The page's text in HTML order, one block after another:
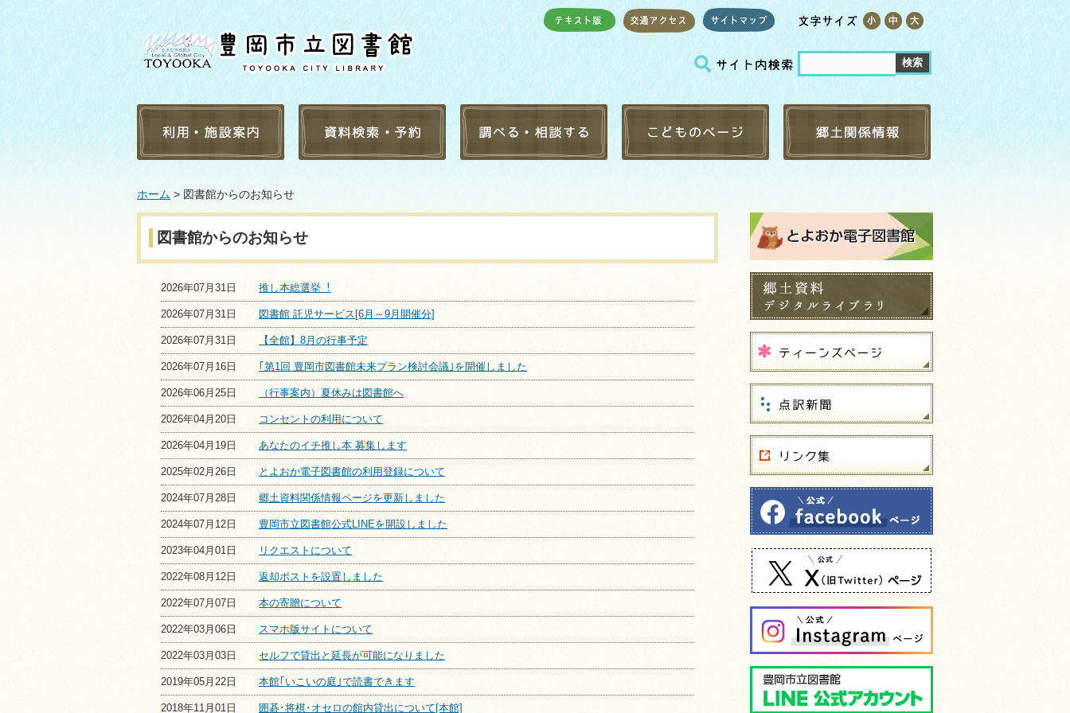
施設案内
よくある質問
障害者サービス
豊岡市内の学校・団体へ
のサービス
点字・録音図書
受入新聞・マイクロ一覧
貸出ランキング
予約ランキング
テーマ別ブックリスト
調べものリンク集
としょかんでしらべる
保護者の方へ
子どもと本をつなぐ方へ
まちのこし
ホーム > 図書館からのお知らせ
図書館からのお知らせ
2026年07月31日 推し本総選挙︕
2026年07月31日 図書館 託児サービス[6月～9月開催分]
2026年07月31日 【全館】8月の行事予定
2026年07月16日 ｢第1回 豊岡市図書館未来プラン検討会議｣を開催しました
2026年06月25日 （行事案内）夏休みは図書館へ
2026年04月20日 コンセントの利用について
2026年04月19日 あなたのイチ推し本 募集します
2025年02月26日 とよおか電子図書館の利用登録について
2024年07月28日 郷土資料関係情報ページを更新しました
2024年07月12日 豊岡市立図書館公式LINEを開設しました
2023年04月01日 リクエストについて
2022年08月12日 返却ポストを設置しました
2022年07月07日 本の寄贈について
2022年03月06日 スマホ版サイトについて
2022年03月03日 セルフで貸出と延長が可能になりました
2019年05月22日 本館｢いこいの庭｣で読書できます
2018年11月01日 囲碁･将棋･オセロの館内貸出について[本館]